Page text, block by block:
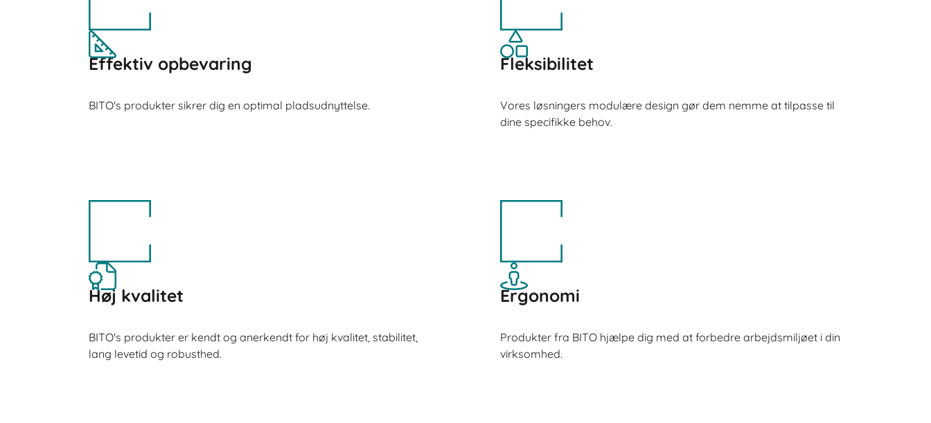
Effektiv opbevaring
BITO's produkter sikrer dig en optimal pladsudnyttelse.
Fleksibilitet
Vores løsningers modulære design gør dem nemme at tilpasse til
dine specifikke behov.
Høj kvalitet
BITO's produkter er kendt og anerkendt for høj kvalitet, stabilitet,
lang levetid og robusthed.
Ergonomi
Produkter fra BITO hjælpe dig med at forbedre arbejdsmiljøet i din
virksomhed.